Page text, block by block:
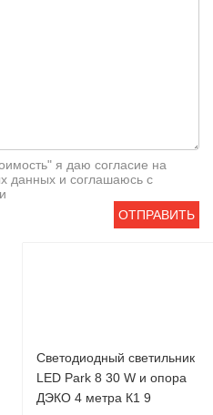
я даю согласие на
данных и соглашаюсь с
ОТПРАВИТЬ
Светодиодный светильник
LED Park 8 30 W и опора
ДЭКО 4 метра К1 9